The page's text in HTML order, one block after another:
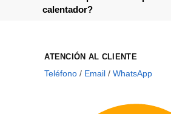
calentador?
ATENCIÓN AL CLIENTE
Teléfono / Email /WhatsApp